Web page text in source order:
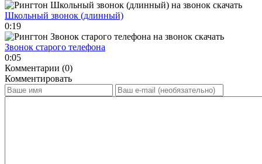
Школьный звонок (длинный)
0:19
Звонок старого телефона
0:05
Комментарии (0)
Комментировать